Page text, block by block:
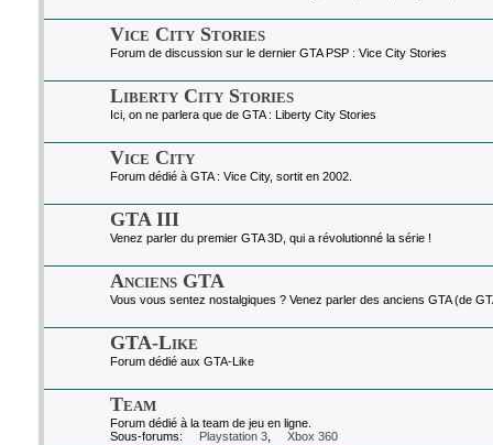
Vice City Stories
Forum de discussion sur le dernier GTA PSP : Vice City Stories
Liberty City Stories
Ici, on ne parlera que de GTA : Liberty City Stories
Vice City
Forum dédié à GTA : Vice City, sortit en 2002.
GTA III
Venez parler du premier GTA 3D, qui a révolutionné la série !
Anciens GTA
Vous vous sentez nostalgiques ? Venez parler des anciens GTA (de
GTA-Like
Forum dédié aux GTA-Like
Team
Forum dédié à la team de jeu en ligne.
Sous-forums:
Playstation 3, Xbox 360